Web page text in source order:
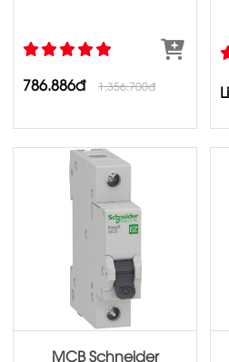
786.886đ 1.356.700đ
MCB Schneider